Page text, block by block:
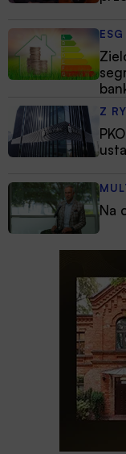
ESG
Z
Na